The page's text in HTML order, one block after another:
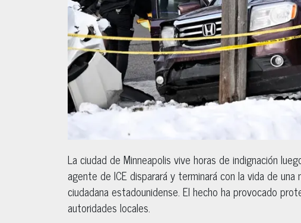
La ciudad de Minneapolis vive horas de indignación
agente de ICE disparará y terminará con la vida de
ciudadana estadounidense. El hecho ha provocado
autoridades locales.